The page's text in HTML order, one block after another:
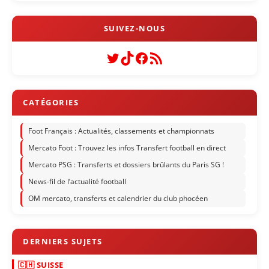
Twitter
TikTok
Facebook
Flux RSS
Foot Français : Actualités, classements et championnats
Mercato Foot : Trouvez les infos Transfert football en direct
Mercato PSG : Transferts et dossiers brûlants du Paris SG !
News-fil de l’actualité football
OM mercato, transferts et calendrier du club phocéen
🇨🇭 SUISSE